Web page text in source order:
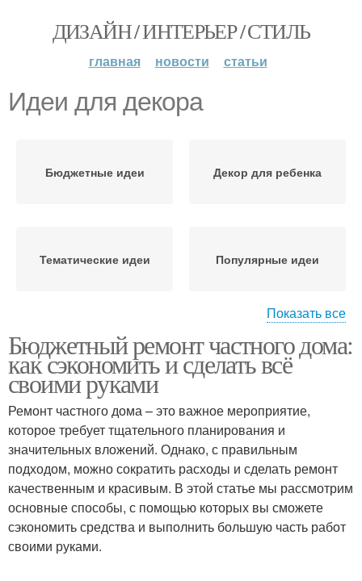
ДИЗАЙН / ИНТЕРЬЕР / СТИЛЬ
главная новости статьи
Идеи для декора
Бюджетные идеи Декор для ребенка
Тематические идеи Популярные идеи
Идеи для
интерактивных стен
Современные идеи
Материалы для декора Оригинальные идеи
Акценты в декоре Стикеры для декора
Показать все
Бюджетный ремонт частного дома:
как сэкономить и сделать всё
своими руками
Ремонт частного дома – это важное мероприятие,
которое требует тщательного планирования и
значительных вложений. Однако, с правильным
подходом, можно сократить расходы и сделать ремонт
качественным и красивым. В этой статье мы рассмотрим
основные способы, с помощью которых вы сможете
сэкономить средства и выполнить большую часть работ
своими руками.